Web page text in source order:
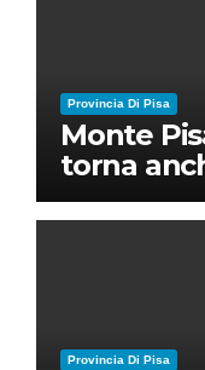
Provincia Di Pisa
Monte
torna
Provincia Di Pisa